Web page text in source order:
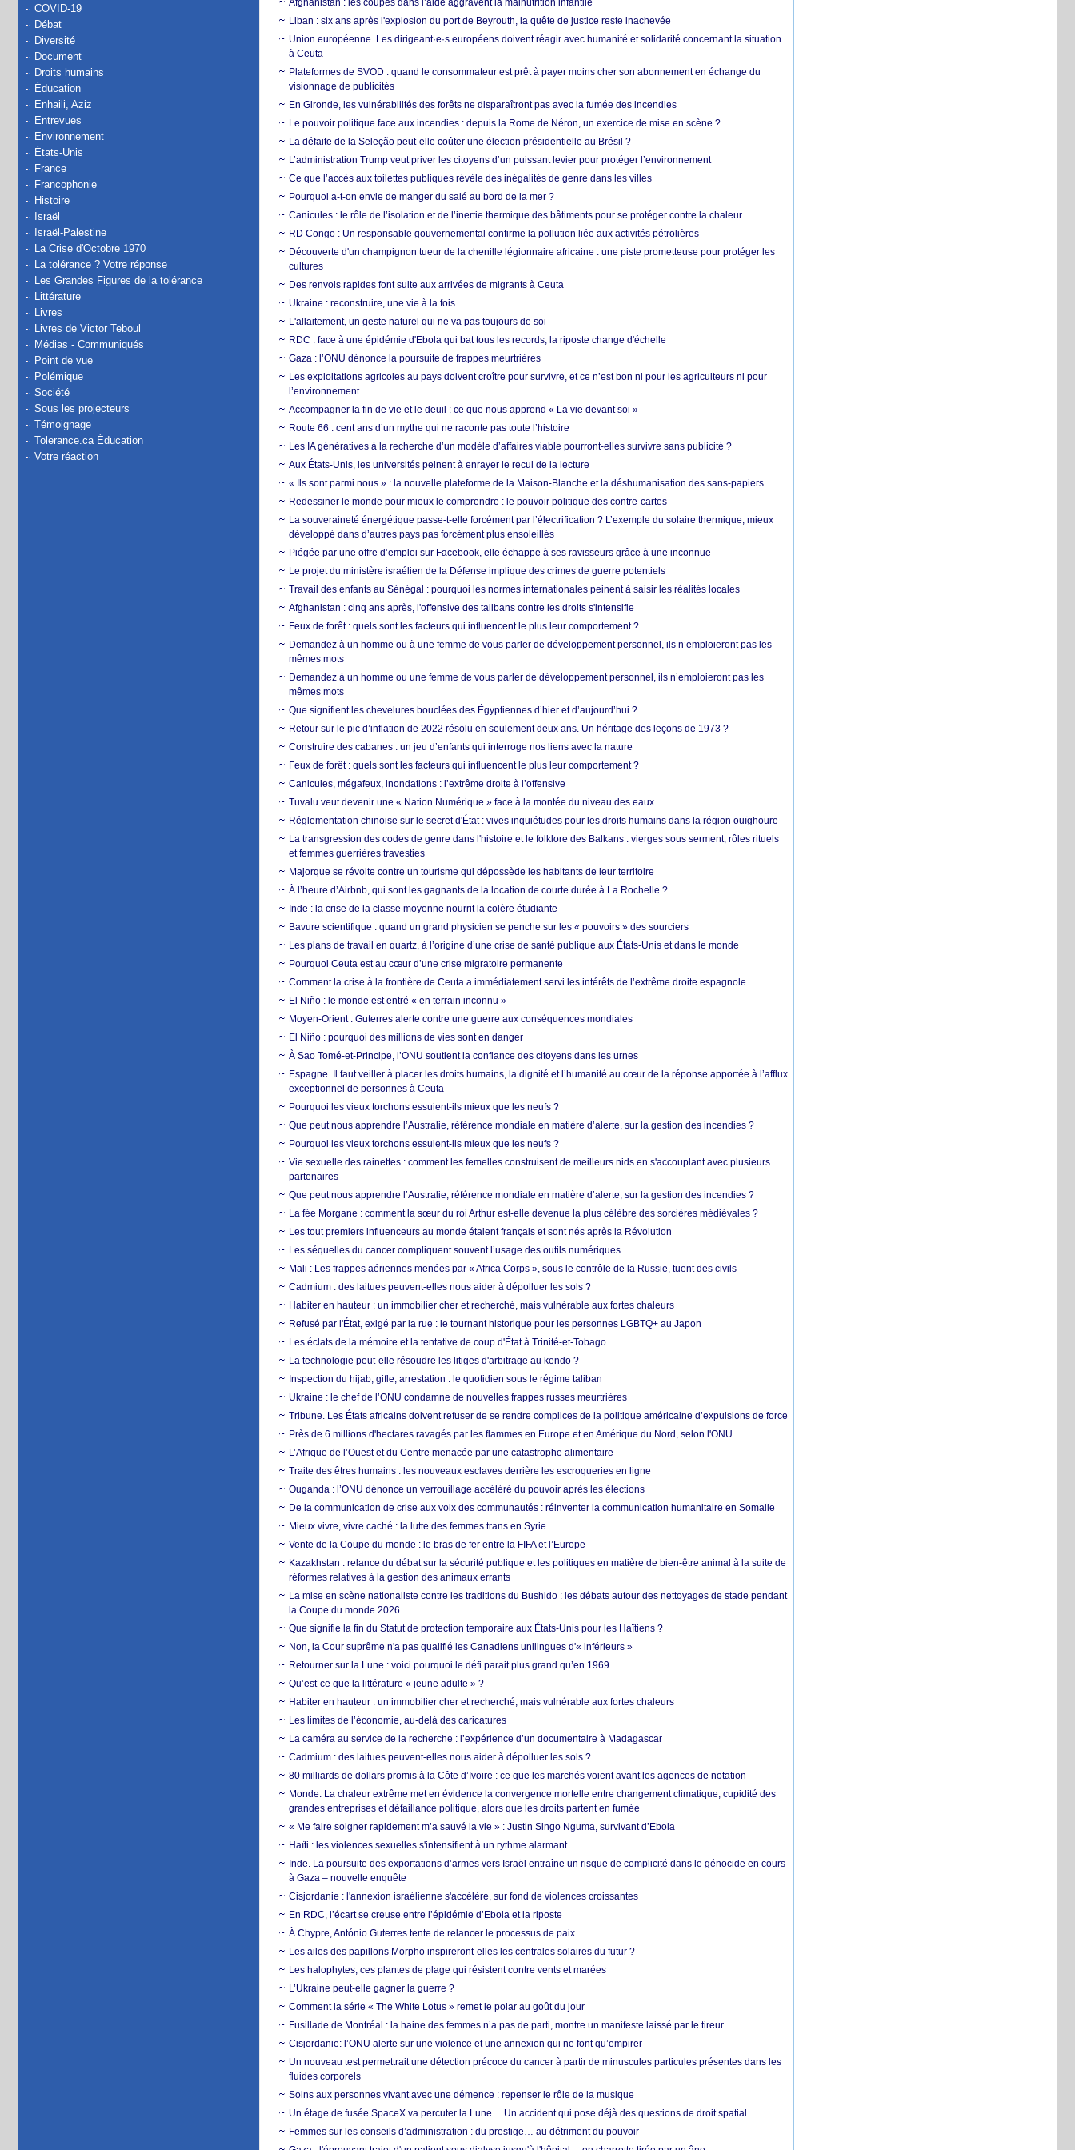
COVID-19
Débat
Diversité
Document
Droits humains
Éducation
Enhaili, Aziz
Entrevues
Environnement
États-Unis
France
Francophonie
Histoire
Israël
Israël-Palestine
La Crise d'Octobre 1970
La tolérance ? Votre réponse
Les Grandes Figures de la tolérance
Littérature
Livres
Livres de Victor Teboul
Médias - Communiqués
Point de vue
Polémique
Société
Sous les projecteurs
Témoignage
Tolerance.ca Éducation
Votre réaction
Afghanistan : les coupes dans l’aide aggravent la malnutrition infantile
Liban : six ans après l'explosion du port de Beyrouth, la quête de justice reste inachevée
Union européenne. Les dirigeant·e·s européens doivent réagir avec humanité et solidarité concernant la situation
à Ceuta
Plateformes de SVOD : quand le consommateur est prêt à payer moins cher son abonnement en échange du
visionnage de publicités
En Gironde, les vulnérabilités des forêts ne disparaîtront pas avec la fumée des incendies
Le pouvoir politique face aux incendies : depuis la Rome de Néron, un exercice de mise en scène ?
La défaite de la Seleção peut-elle coûter une élection présidentielle au Brésil ?
L’administration Trump veut priver les citoyens d’un puissant levier pour protéger l’environnement
Ce que l’accès aux toilettes publiques révèle des inégalités de genre dans les villes
Pourquoi a-t-on envie de manger du salé au bord de la mer ?
Canicules : le rôle de l’isolation et de l’inertie thermique des bâtiments pour se protéger contre la chaleur
RD Congo : Un responsable gouvernemental confirme la pollution liée aux activités pétrolières
Découverte d'un champignon tueur de la chenille légionnaire africaine : une piste prometteuse pour protéger les
cultures
Des renvois rapides font suite aux arrivées de migrants à Ceuta
Ukraine : reconstruire, une vie à la fois
L'allaitement, un geste naturel qui ne va pas toujours de soi
RDC : face à une épidémie d'Ebola qui bat tous les records, la riposte change d'échelle
Gaza : l’ONU dénonce la poursuite de frappes meurtrières
Les exploitations agricoles au pays doivent croître pour survivre, et ce n’est bon ni pour les agriculteurs ni pour
l’environnement
Accompagner la fin de vie et le deuil : ce que nous apprend « La vie devant soi »
Route 66 : cent ans d’un mythe qui ne raconte pas toute l’histoire
Les IA génératives à la recherche d’un modèle d’affaires viable pourront-elles survivre sans publicité ?
Aux États-Unis, les universités peinent à enrayer le recul de la lecture
« Ils sont parmi nous » : la nouvelle plateforme de la Maison-Blanche et la déshumanisation des sans-papiers
Redessiner le monde pour mieux le comprendre : le pouvoir politique des contre-cartes
La souveraineté énergétique passe-t-elle forcément par l’électrification ? L’exemple du solaire thermique, mieux
développé dans d’autres pays pas forcément plus ensoleillés
Piégée par une offre d’emploi sur Facebook, elle échappe à ses ravisseurs grâce à une inconnue
Le projet du ministère israélien de la Défense implique des crimes de guerre potentiels
Travail des enfants au Sénégal : pourquoi les normes internationales peinent à saisir les réalités locales
Afghanistan : cinq ans après, l'offensive des talibans contre les droits s'intensifie
Feux de forêt : quels sont les facteurs qui influencent le plus leur comportement ?
Demandez à un homme ou à une femme de vous parler de développement personnel, ils n’emploieront pas les
mêmes mots
Demandez à un homme ou une femme de vous parler de développement personnel, ils n’emploieront pas les
mêmes mots
Que signifient les chevelures bouclées des Égyptiennes d’hier et d’aujourd’hui ?
Retour sur le pic d’inflation de 2022 résolu en seulement deux ans. Un héritage des leçons de 1973 ?
Construire des cabanes : un jeu d’enfants qui interroge nos liens avec la nature
Feux de forêt : quels sont les facteurs qui influencent le plus leur comportement ?
Canicules, mégafeux, inondations : l’extrême droite à l’offensive
Tuvalu veut devenir une « Nation Numérique » face à la montée du niveau des eaux
Réglementation chinoise sur le secret d'État : vives inquiétudes pour les droits humains dans la région ouïghoure
La transgression des codes de genre dans l'histoire et le folklore des Balkans : vierges sous serment, rôles rituels
et femmes guerrières travesties
Majorque se révolte contre un tourisme qui dépossède les habitants de leur territoire
À l’heure d’Airbnb, qui sont les gagnants de la location de courte durée à La Rochelle ?
Inde : la crise de la classe moyenne nourrit la colère étudiante
Bavure scientifique : quand un grand physicien se penche sur les « pouvoirs » des sourciers
Les plans de travail en quartz, à l’origine d’une crise de santé publique aux États-Unis et dans le monde
Pourquoi Ceuta est au cœur d’une crise migratoire permanente
Comment la crise à la frontière de Ceuta a immédiatement servi les intérêts de l’extrême droite espagnole
El Niño : le monde est entré « en terrain inconnu »
Moyen-Orient : Guterres alerte contre une guerre aux conséquences mondiales
El Niño : pourquoi des millions de vies sont en danger
À Sao Tomé-et-Principe, l’ONU soutient la confiance des citoyens dans les urnes
Espagne. Il faut veiller à placer les droits humains, la dignité et l’humanité au cœur de la réponse apportée à l’afflux
exceptionnel de personnes à Ceuta
Pourquoi les vieux torchons essuient-ils mieux que les neufs ?
Que peut nous apprendre l’Australie, référence mondiale en matière d’alerte, sur la gestion des incendies ?
Pourquoi les vieux torchons essuient-ils mieux que les neufs ?
Vie sexuelle des rainettes : comment les femelles construisent de meilleurs nids en s'accouplant avec plusieurs
partenaires
Que peut nous apprendre l’Australie, référence mondiale en matière d’alerte, sur la gestion des incendies ?
La fée Morgane : comment la sœur du roi Arthur est-elle devenue la plus célèbre des sorcières médiévales ?
Les tout premiers influenceurs au monde étaient français et sont nés après la Révolution
Les séquelles du cancer compliquent souvent l’usage des outils numériques
Mali : Les frappes aériennes menées par « Africa Corps », sous le contrôle de la Russie, tuent des civils
Cadmium : des laitues peuvent-elles nous aider à dépolluer les sols ?
Habiter en hauteur : un immobilier cher et recherché, mais vulnérable aux fortes chaleurs
Refusé par l'État, exigé par la rue : le tournant historique pour les personnes LGBTQ+ au Japon
Les éclats de la mémoire et la tentative de coup d'État à Trinité-et-Tobago
La technologie peut-elle résoudre les litiges d'arbitrage au kendo ?
Inspection du hijab, gifle, arrestation : le quotidien sous le régime taliban
Ukraine : le chef de l’ONU condamne de nouvelles frappes russes meurtrières
Tribune. Les États africains doivent refuser de se rendre complices de la politique américaine d’expulsions de force
Près de 6 millions d'hectares ravagés par les flammes en Europe et en Amérique du Nord, selon l'ONU
L’Afrique de l’Ouest et du Centre menacée par une catastrophe alimentaire
Traite des êtres humains : les nouveaux esclaves derrière les escroqueries en ligne
Ouganda : l’ONU dénonce un verrouillage accéléré du pouvoir après les élections
De la communication de crise aux voix des communautés : réinventer la communication humanitaire en Somalie
Mieux vivre, vivre caché : la lutte des femmes trans en Syrie
Vente de la Coupe du monde : le bras de fer entre la FIFA et l’Europe
Kazakhstan : relance du débat sur la sécurité publique et les politiques en matière de bien-être animal à la suite de
réformes relatives à la gestion des animaux errants
La mise en scène nationaliste contre les traditions du Bushido : les débats autour des nettoyages de stade pendant
la Coupe du monde 2026
Que signifie la fin du Statut de protection temporaire aux États-Unis pour les Haïtiens ?
Non, la Cour suprême n'a pas qualifié les Canadiens unilingues d'« inférieurs »
Retourner sur la Lune : voici pourquoi le défi parait plus grand qu’en 1969
Qu’est-ce que la littérature « jeune adulte » ?
Habiter en hauteur : un immobilier cher et recherché, mais vulnérable aux fortes chaleurs
Les limites de l’économie, au-delà des caricatures
La caméra au service de la recherche : l’expérience d’un documentaire à Madagascar
Cadmium : des laitues peuvent-elles nous aider à dépolluer les sols ?
80 milliards de dollars promis à la Côte d’Ivoire : ce que les marchés voient avant les agences de notation
Monde. La chaleur extrême met en évidence la convergence mortelle entre changement climatique, cupidité des
grandes entreprises et défaillance politique, alors que les droits partent en fumée
« Me faire soigner rapidement m’a sauvé la vie » : Justin Singo Nguma, survivant d’Ebola
Haïti : les violences sexuelles s'intensifient à un rythme alarmant
Inde. La poursuite des exportations d’armes vers Israël entraîne un risque de complicité dans le génocide en cours
à Gaza – nouvelle enquête
Cisjordanie : l'annexion israélienne s'accélère, sur fond de violences croissantes
En RDC, l’écart se creuse entre l’épidémie d’Ebola et la riposte
À Chypre, António Guterres tente de relancer le processus de paix
Les ailes des papillons Morpho inspireront-elles les centrales solaires du futur ?
Les halophytes, ces plantes de plage qui résistent contre vents et marées
L’Ukraine peut-elle gagner la guerre ?
Comment la série « The White Lotus » remet le polar au goût du jour
Fusillade de Montréal : la haine des femmes n’a pas de parti, montre un manifeste laissé par le tireur
Cisjordanie: l’ONU alerte sur une violence et une annexion qui ne font qu’empirer
Un nouveau test permettrait une détection précoce du cancer à partir de minuscules particules présentes dans les
fluides corporels
Soins aux personnes vivant avec une démence : repenser le rôle de la musique
Un étage de fusée SpaceX va percuter la Lune… Un accident qui pose déjà des questions de droit spatial
Femmes sur les conseils d’administration : du prestige… au détriment du pouvoir